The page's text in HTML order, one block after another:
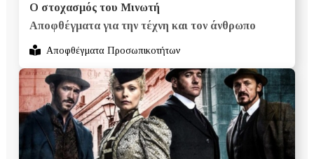
Ο στοχασμός του Μινωτή
Αποφθέγματα για την τέχνη και τον άνθρωπο
Αποφθέγματα Προσωπικοτήτων